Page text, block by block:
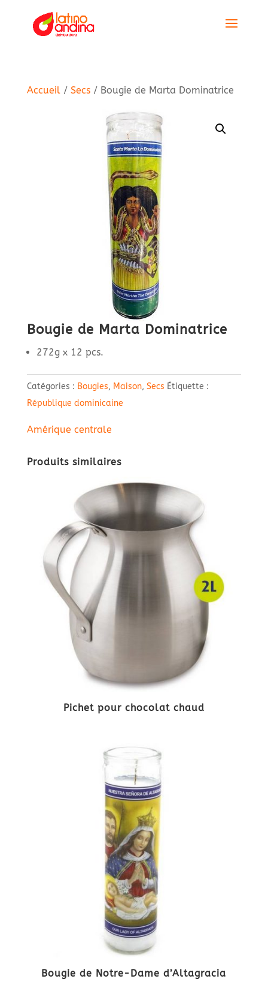
Accueil/ Secs/ Bougie de Marta Dominatrice
Bougie de Marta Dominatrice
272g x 12 pcs.
Catégories : Bougies, Maison, Secs Étiquette :
République dominicaine
Amérique centrale
Produits similaires
Pichet pour chocolat chaud
Bougie de Notre-Dame d’Altagracia